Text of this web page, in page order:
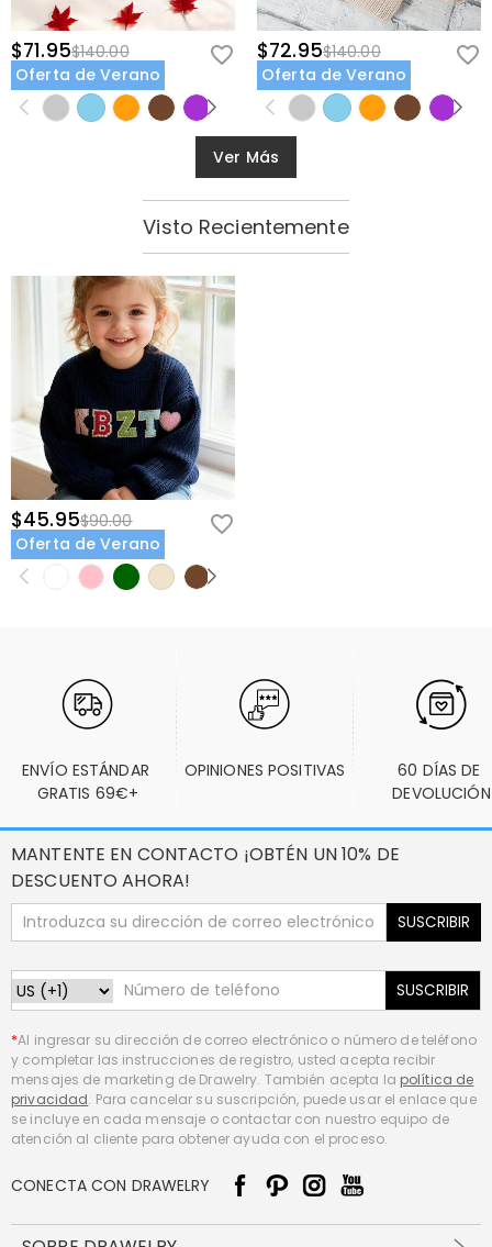
$71.95$140.00
Oferta de Verano
$72.95$140.00
Oferta de Verano
Ver Más
Visto Recientemente
$45.95$90.00
Oferta de Verano
ENVÍO ESTÁNDAR
GRATIS 69€+
OPINIONES POSITIVAS
60 DÍAS DE
DEVOLUCIÓN
MANTENTE EN CONTACTO ¡OBTÉN UN 10% DE
DESCUENTO AHORA!
SUSCRIBIR
SUSCRIBIR
*Al ingresar su dirección de correo electrónico o número de teléfono
y completar las instrucciones de registro, usted acepta recibir
mensajes de marketing de Drawelry. También acepta la política de
privacidad. Para cancelar su suscripción, puede usar el enlace que
se incluye en cada mensaje o contactar con nuestro equipo de
atención al cliente para obtener ayuda con el proceso.
CONECTA CON DRAWELRY